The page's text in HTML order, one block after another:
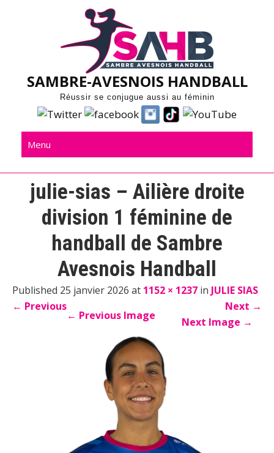
SAMBRE-AVESNOIS HANDBALL
Réussir se conjugue aussi au féminin
Menu
julie-sias – Ailière droite
division 1 féminine de
handball de Sambre
Avesnois Handball
Published 25 janvier 2026 at 1152 × 1237 in JULIE SIAS
← Previous Next →
← Previous Image Next Image →